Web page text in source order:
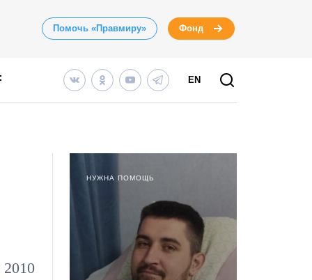
Помочь «Правмиру» Фонд
EN
НУЖНА ПОМОЩЬ